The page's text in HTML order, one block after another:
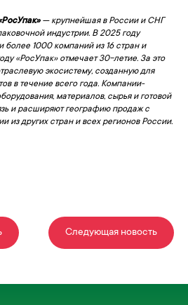
— крупнейшая в России и СНГ
индустрии. В 2025 году
более 1000 компаний из 16 стран и
«РосУпак» отмечает 30-летие. За это
экосистему, созданную для
в течение всего года. Компании-
материалов, сырья и готовой
и расширяют географию продаж с
из других стран и всех регионов России.
Следующая новость